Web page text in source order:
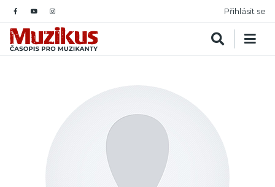
Přihlásit se